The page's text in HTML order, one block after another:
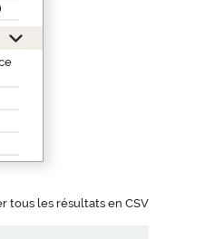
tous les résultats en CSV